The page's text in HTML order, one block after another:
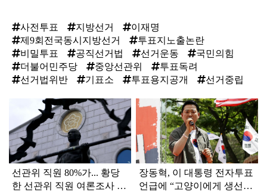
사전투표 지방선거
이재명
제9회전국동시지방선거
투표지노출논란
비밀투표
공직선거법 선거운동
국민의힘
더불어민주당
중앙선관위
투표독려
선거법위반
기표소 투표용지공개 선거중립
인
선관위 직원 80%가... 황당
한 선관위 직원 여론조사 결
장동혁, 이 대통령 전자투표
언급에 “고양이에게 생선